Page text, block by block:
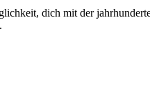
dich mit der